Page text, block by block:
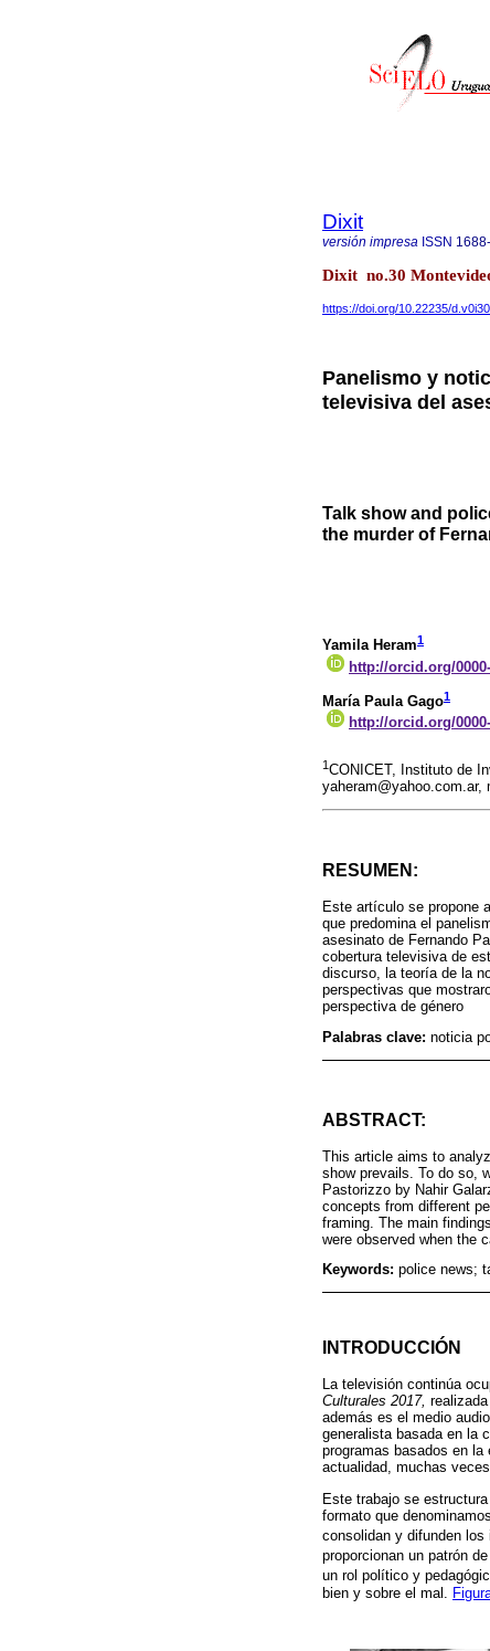
Dixit
versión impresa ISSN
Dixit no.30
https://doi.org/10.22235/
Panelismo y
televisiva del
Talk show and
the murder of
Yamila Heram1
http://orcid.org/0000-
María Paula Gago1
http://orcid.org/
1CONICET, Instituto de
yaheram@yahoo.com.ar,
RESUMEN:
Este artículo se propone
que predomina el
asesinato de Fernando
cobertura televisiva de
discurso, la teoría de la
perspectivas que
perspectiva de género
Palabras clave: noticia
ABSTRACT:
This article aims to
show prevails. To do so,
Pastorizzo by Nahir
concepts from different
framing. The main
were observed when the
Keywords: police news;
INTRODUCCIÓN
La televisión continúa
Culturales 2017,
además es el medio
generalista basada en la
programas basados en
actualidad, muchas
Este trabajo se
formato que denominamos
consolidan y difunden
proporcionan un patrón
un rol político y
bien y sobre el mal.